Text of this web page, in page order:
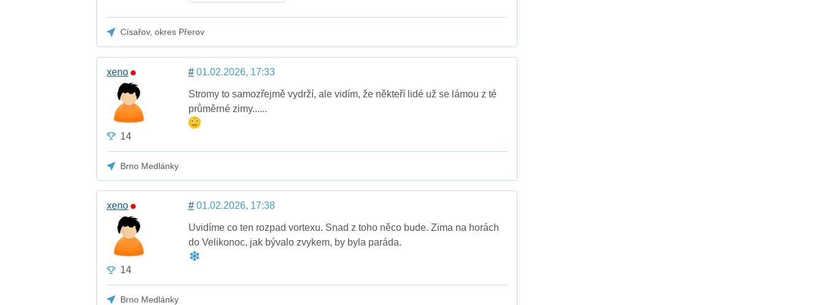
Císařov, okres Přerov
xeno
14
#01.02.2026, 17:33
Stromy to samozřejmě vydrží, ale vidím, že někteří lidé už se lámou z té
průměrné zimy......
Brno Medlánky
xeno
14
#01.02.2026, 17:38
Uvidíme co ten rozpad vortexu. Snad z toho něco bude. Zima na horách
do Velikonoc, jak bývalo zvykem, by byla paráda.
Brno Medlánky